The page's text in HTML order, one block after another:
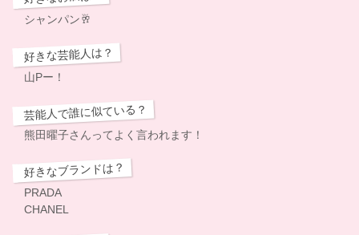
シャンパン🥂
好きな芸能人は？
山Pー！
芸能人で誰に似ている？
熊田曜子さんってよく言われます！
好きなブランドは？
PRADA
CHANEL